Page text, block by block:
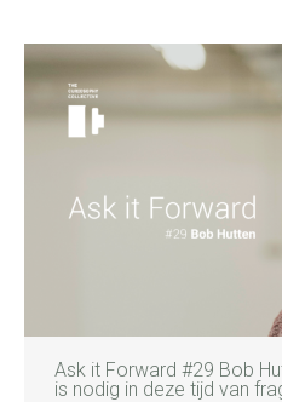
Ask it Forward #29 Bob
is nodig in deze tijd van